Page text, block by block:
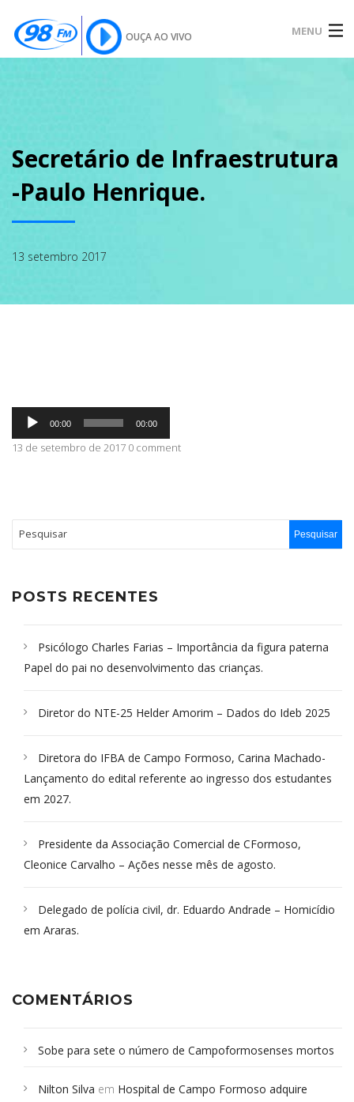
OUÇA AO VIVO MENU
SOBRE
CONTATO
Secretário de Infraestrutura
-Paulo Henrique.
13 setembro 2017
Tocador
áudio
00:00 00:00
13 de setembro de 2017 0 comment
POSTS RECENTES
Psicólogo Charles Farias – Importância da figura paterna
Papel do pai no desenvolvimento das crianças.
Diretor do NTE-25 Helder Amorim – Dados do Ideb 2025
Diretora do IFBA de Campo Formoso, Carina Machado-
Lançamento do edital referente ao ingresso dos estudantes
em 2027.
Presidente da Associação Comercial de CFormoso,
Cleonice Carvalho – Ações nesse mês de agosto.
Delegado de polícia civil, dr. Eduardo Andrade – Homicídio
em Araras.
COMENTÁRIOS
Sobe para sete o número de Campoformosenses mortos
Campoformosenses que morreram em desabamentos são
Nilton Silva em Hospital de Campo Formoso adquire